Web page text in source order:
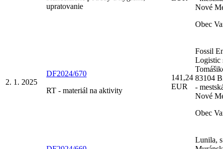
upratovanie
Nové
Obec
2. 1. 2025
DF2024/670
RT - materiál na aktivity
141,24
EUR
Fossil
Logistic
83104
-
Nové
Obec
Lunila,